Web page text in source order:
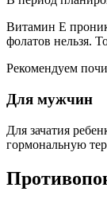
Витамин Е
фолатов нельзя.
Рекомендуем
Для мужчин
Для зачатия
гормональную